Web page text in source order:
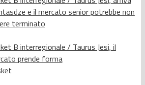
e il mercato senior potrebbe non
terminato
B interregionale / Taurus Jesi, il
prende forma